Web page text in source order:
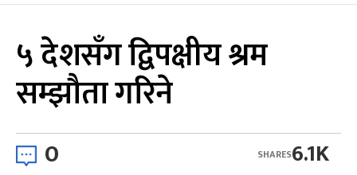
५ देशसँग द्विपक्षीय श्रम
सम्झौता गरिने
0 6.1K
SHARES